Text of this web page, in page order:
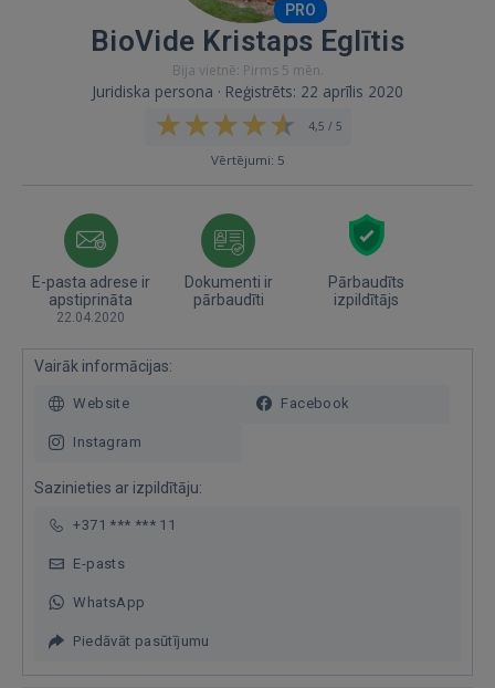
PRO
BioVide Kristaps Eglītis
Bija vietnē: Pirms 5 mēn.
Juridiska persona · Reģistrēts: 22 aprīlis 2020
4,5 / 5
Vērtējumi: 5
E-pasta adrese ir
apstiprināta
22.04.2020
Dokumenti ir
pārbaudīti
Pārbaudīts
izpildītājs
Vairāk informācijas:
Website Facebook
Instagram
Sazinieties ar izpildītāju:
+371 *** *** 11
E-pasts
WhatsApp
Piedāvāt pasūtījumu